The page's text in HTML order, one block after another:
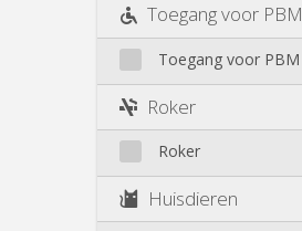
Toegang voor PBM
Toegang voor PBM
Roker
Roker
Huisdieren